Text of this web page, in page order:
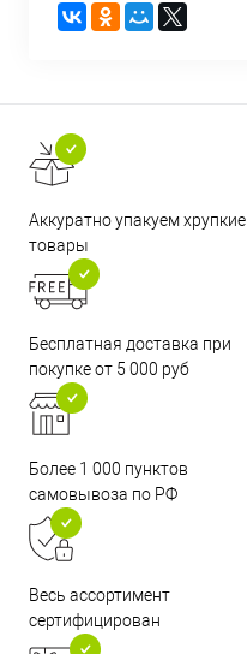
Аккуратно упакуем хрупкие
товары
Бесплатная доставка при
покупке от 5 000 руб
Более 1 000 пунктов
самовывоза по РФ
Весь ассортимент
сертифицирован